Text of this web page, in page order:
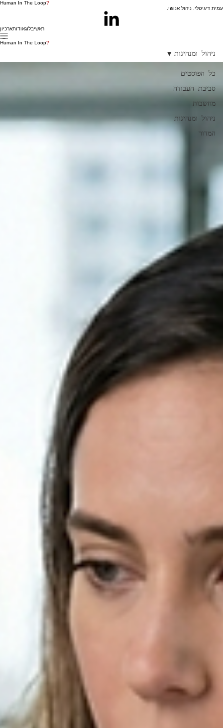
Human In The Loop?
עמית דיגיטלי. ניהול אנושי.
ארכיוןאודותבלוגראשי
Human In The Loop?
כל הפוסטים
סביבת העבודה
מחשבות
ניהול ומנהיגות
המדור
ניהול ומנהיגות